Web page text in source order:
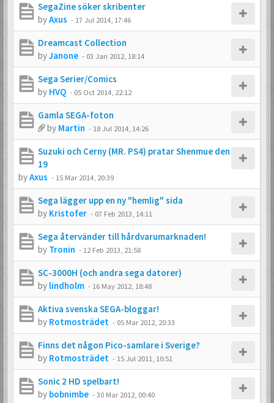
SegaZine söker skribenter
byAxus - 17 Jul 2014, 17:46
Dreamcast Collection
byJanone - 03 Jan 2012, 18:14
Sega Serier/Comics
by HVQ - 05 Oct 2014, 22:12
Gamla SEGA-foton
by Martin - 18 Jul 2014, 14:26
Suzuki och Cerny (MR. PS4) pratar Shenmue den
19
byAxus - 15 Mar 2014, 20:39
Sega lägger upp en ny "hemlig" sida
by Kristofer - 07 Feb 2013, 14:11
Sega återvänder till hårdvarumarknaden!
by Tronin - 12 Feb 2013, 21:58
SC-3000H (och andra sega datorer)
by lindholm - 16 May 2012, 18:48
Aktiva svenska SEGA-bloggar!
by Rotmosträdet - 05 Mar 2012, 20:33
Finns det någon Pico-samlare i Sverige?
by Rotmosträdet - 15 Jul 2011, 10:51
Sonic 2 HD spelbart!
by bobnimbe -30 Mar 2012, 00:40